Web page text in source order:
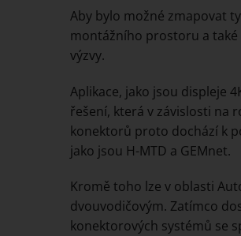
Aby bylo možné zmapovat
montážního prostoru a také
výzvy.
Aplikace, jako jsou displeje
řešení, která v závislosti na
konektorů proto dochází k
jako jsou H-MTD a GEMnet.
Kromě toho lze v oblasti
dvouvodičovým. Zatímco
konektorových systémů se